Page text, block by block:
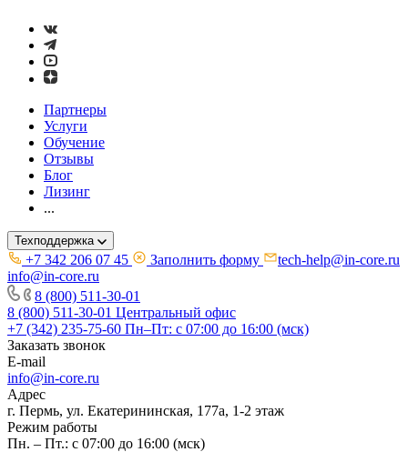
Партнеры
Услуги
Обучение
Отзывы
Блог
Лизинг
...
Техподдержка
+7 342 206 07 45 Заполнить форму
tech-help@in-core.ru
info@in-core.ru
8 (800) 511-30-01
8 (800) 511-30-01 Центральный офис
+7 (342) 235-75-60 Пн–Пт: с 07:00 до 16:00 (мск)
Заказать звонок
E-mail
info@in-core.ru
Адрес
г. Пермь, ул. ​Екатерининская, 177а, ​1-2 этаж
Режим работы
Пн. – Пт.: с 07:00 до 16:00 (мск)